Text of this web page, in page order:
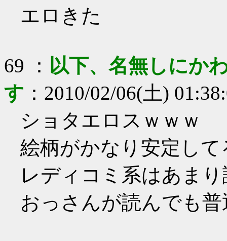
エロきた
69 ： 以下、名無しにか
す ： 2010/02/06(土)
ショタエロスｗｗｗ
絵柄がかなり安定し
レディコミ系はあま
おっさんが読んでも